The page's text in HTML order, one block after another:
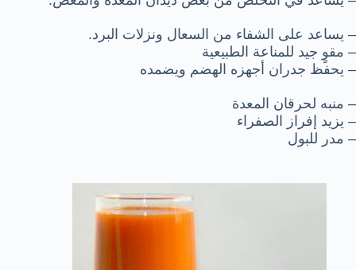
– يساعد على الشفاء من السعال ونزلات البرد.
– مقوٍ جيد للمناعة الطبيعية
– يحفظ جدران أجهزه الهضم ويضمده
– منبه لحرقان المعدة
– يزيد إفراز الصفراء
– مدر للبول